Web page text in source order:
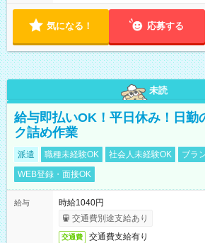
気になる！ 応募する
未読
給与即払いOK！平日休み！日勤
ク詰め作業
派遣 職種未経験OK 社会人未経験OK
ブラ
WEB登録・面接OK
給与
時給1040円
交通費別途支給あり
交通費 交通費支給有り